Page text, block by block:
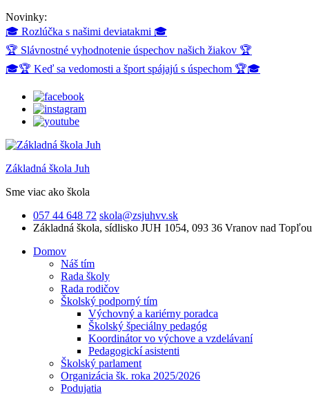
Novinky:
🎓 Rozlúčka s našimi deviatakmi 🎓
🏆 Slávnostné vyhodnotenie úspechov našich žiakov 🏆
🎓🏆 Keď sa vedomosti a šport spájajú s úspechom 🏆🎓
Základná škola Juh
Sme viac ako škola
057 44 648 72 skola@zsjuhvv.sk
Základná škola, sídlisko JUH 1054, 093 36 Vranov nad Topľou
Domov
Náš tím
Rada školy
Rada rodičov
Školský podporný tím
Výchovný a kariérny poradca
Školský špeciálny pedagóg
Koordinátor vo výchove a vzdelávaní
Pedagogickí asistenti
Školský parlament
Organizácia šk. roka 2025/2026
Podujatia